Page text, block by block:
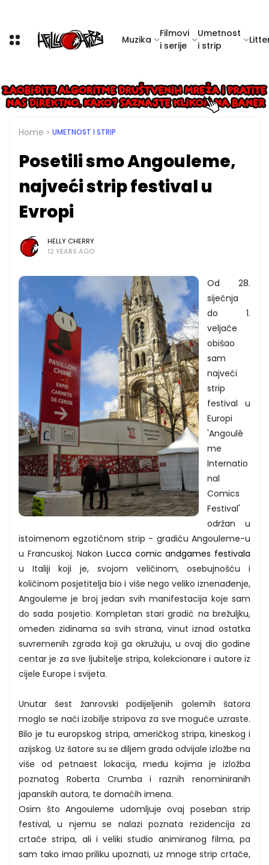
Muzika
Filmovi
i serije
Umetnost
i strip
Home UMETNOST I STRIP
Posetili smo Angouleme,
najveći strip festival u
Evropi
HELLY CHERRY
12 YEARS AGO
Od 28.
siječnja
do 1.
veljače
obišao
sam
najveći
strip
festival u
Europi
'Angoulê
me
Internatio
nal
Comics
Festival'
održan u
istoimenom egzotičnom strip - gradiću Angouleme-u
u Francuskoj. Nakon Lucca comic andgames festivala
u Italiji koji je, svojom veličinom, osebujnošću i
količinom posjetitelja bio i više nego veliko iznenađenje,
Angouleme je broj jedan svih manifestacija koje sam
do sada posjetio. Kompletan stari gradić na brežuljku,
omeđen zidinama sa svih strana, vinut iznad ostatka
suvremenih zgrada koji ga okružuju, u ovaj dio godine
centar je za sve ljubitelje stripa, kolekcionare i autore iz
cijele Europe i svijeta.
Unutar šest žanrovski podijeljenih golemih šatora
moglo se naći izobilje stripova za sve moguće uzraste.
Bilo je tu europskog stripa, američkog stripa, kineskog i
azijskog. Uz šatore su se diljem grada odvijale izložbe na
više od petnaest lokacija, među kojima je izložba
poznatog Roberta Crumba i raznih renominiranih
japanskih autora, te domaćih imena.
Osim što Angouleme udomljuje ovaj poseban strip
festival, u njemu se nalazi poznata rezidencija za
crtače stripa, ali i veliki studio animiranog filma, pa
sam tako imao priliku upoznati, uz mnoge strip crtače,